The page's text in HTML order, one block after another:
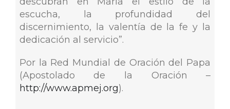
escucha, la profundidad del
discernimiento, la valentía de la fe y la
dedicación al servicio”.
Por la Red Mundial de Oración del Papa
(Apostolado de la Oración –
http://www.apmej.org).